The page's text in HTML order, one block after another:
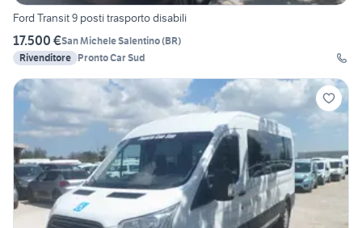
Ford Transit 9 posti trasporto disabili
17.500 €San Michele Salentino(BR)
Rivenditore Pronto Car Sud